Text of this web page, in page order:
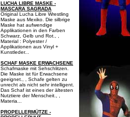
LUCHA LIBRE MASKE -
MASCARA SAGRADA
Original Lucha Libre Wrestling
Maske aus Mexiko. Die silbrige
Maske hat aufwendige
Applikationen in den Farben
Schwarz, Gelb und Rot., ,
Material : Polyester /
Applikationen aus Vinyl +
Kunstleder...
SCHAF MASKE ERWACHSENE
Schafmaske mit Sehschlitzen.
Die Maske ist für Erwachsene
geeignet., , Schafe gelten zu
unrecht als nicht sehr intelligent.
Das Schaf ist eines der ältesten
Nutztiere der Menscheit., ,
Materia...
PROPELLERMÜTZE -